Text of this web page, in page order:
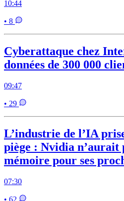
10:44
• 8
Cyberattaque chez
données de 300 000
09:47
• 29
L’industrie de l’IA
piège : Nvidia n’aurait
mémoire pour ses
07:30
• 62